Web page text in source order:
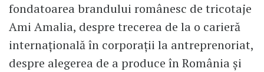
fondatoarea brandului românesc de tricotaje
Ami Amalia, despre trecerea de la o carieră
internațională în corporații la antreprenoriat,
despre alegerea de a produce în România și